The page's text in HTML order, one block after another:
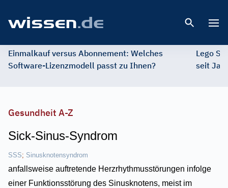
Einmalkauf versus Abonnement: Welches
Software-Lizenzmodell passt zu Ihnen?
Lego
seit
Gesundheit A-Z
Sick-Sinus-Syndrom
SSS; Sinusknotensyndrom
anfallsweise auftretende Herzrhythmusstörungen infolge
einer Funktionsstörung des Sinusknotens, meist im